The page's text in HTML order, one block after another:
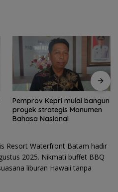
Pemkab Natuna tingkatkan
pemahaman masyarakat
tentang gizi seimbang